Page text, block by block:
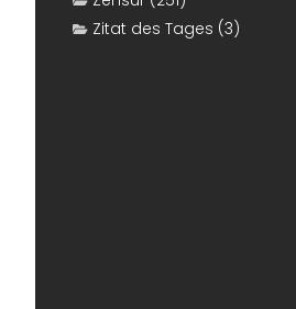
Zitat des Tages (3)